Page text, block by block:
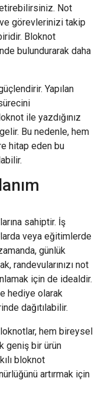
Not
görevlerinizi takip
Bloknot
bulundurarak daha
Yapılan
ile yazdığınız
Bu nedenle, hem
hitap eden bu
sahiptir. İş
veya eğitimlerde
günlük
randevularınızı not
için de idealdir.
hediye olarak
dağıtılabilir.
hem bireysel
geniş bir ürün
bloknot
artırmak için